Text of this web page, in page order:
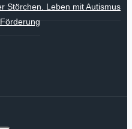
Störchen. Leben mit Autismus